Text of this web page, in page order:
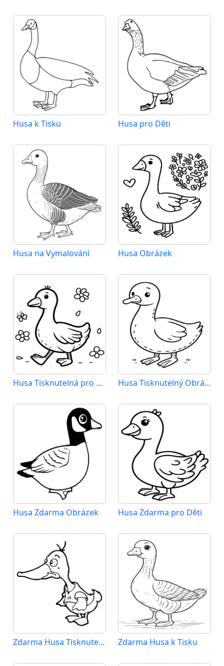
Husa k Tisku Husa pro Děti
Husa na Vymalování Husa Obrázek
Husa Tisknutelná pro Děti Husa Tisknutelný Obrázek
Husa Zdarma Obrázek Husa Zdarma pro Děti
Zdarma Husa Tisknutelná Zdarma Husa k Tisku